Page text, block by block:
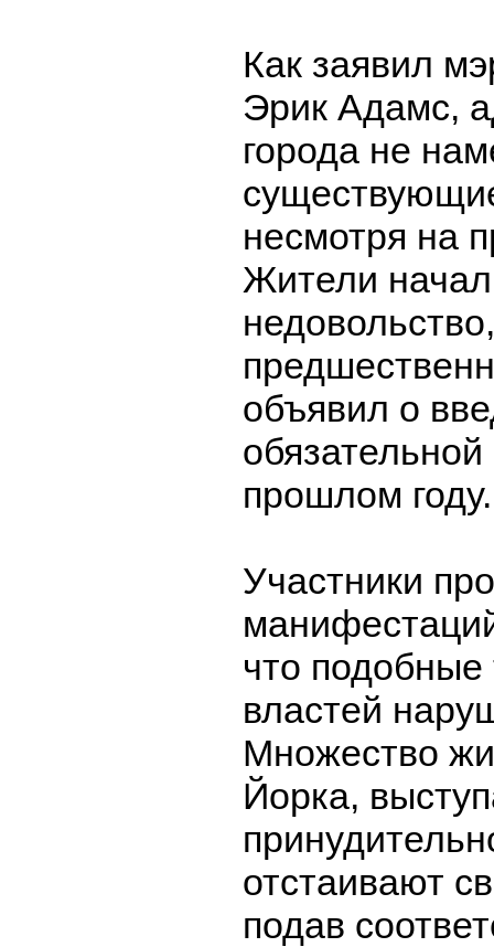
Как заявил
Эрик Адамс,
города не
несмотря на
Жители
объявил о
прошлом году.
Участники
что подобные
властей
Множество
Йорка,
отстаивают
подав